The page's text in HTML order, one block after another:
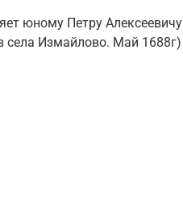
юному Петру Алексеевичу
села Измайлово. Май 1688г)